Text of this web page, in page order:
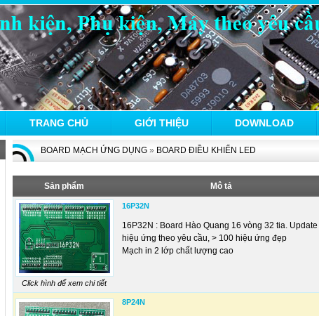
TRANG CHỦ GIỚI THIỆU DOWNLOAD
BOARD MẠCH ỨNG DỤNG » BOARD ĐIỀU KHIỂN LED
Sản phẩm Mô tả
Click hình để xem chi tiết
16P32N
16P32N : Board Hào Quang 16 vòng 32 tia. Update
hiệu ứng theo yêu cầu, > 100 hiệu ứng đẹp
Mạch in 2 lớp chất lượng cao
8P24N